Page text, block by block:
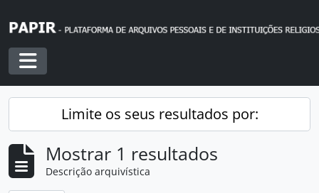
Toggle navigation
Limite os seus resultados por:
Mostrar 1 resultados
Descrição arquivística